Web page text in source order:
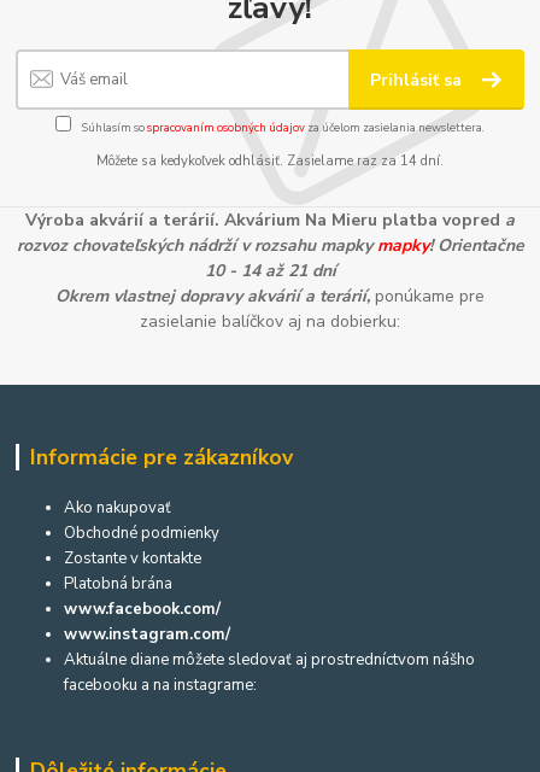
Prihlásiť sa
Súhlasím sospracovaním osobných údajov za účelom zasielania newslettera.
Môžete sa kedykoľvek odhlásiť. Zasielame raz za 14 dní.
Výroba akvárií a terárií. Akvárium Na Mieru platba vopred a
rozvoz chovateľských nádrží v rozsahu mapkymapky! Orientačne
10 - 14 až 21 dní
Okrem vlastnej dopravy akvárií a terárií, ponúkame pre
zasielanie balíčkov aj na dobierku:
Informácie pre zákazníkov
Ako nakupovať
Obchodné podmienky
Zostante v kontakte
Platobná brána
www.facebook.com/
www.instagram.com/
Aktuálne diane môžete sledovať aj prostredníctvom nášho
facebooku a na instagrame: